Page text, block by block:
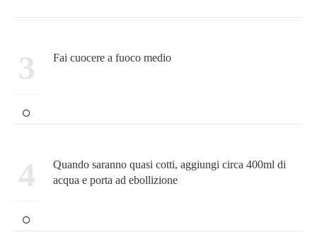
3 Fai cuocere a fuoco medio
4
Quando saranno quasi cotti, aggiungi circa 400ml di
acqua e porta ad ebollizione